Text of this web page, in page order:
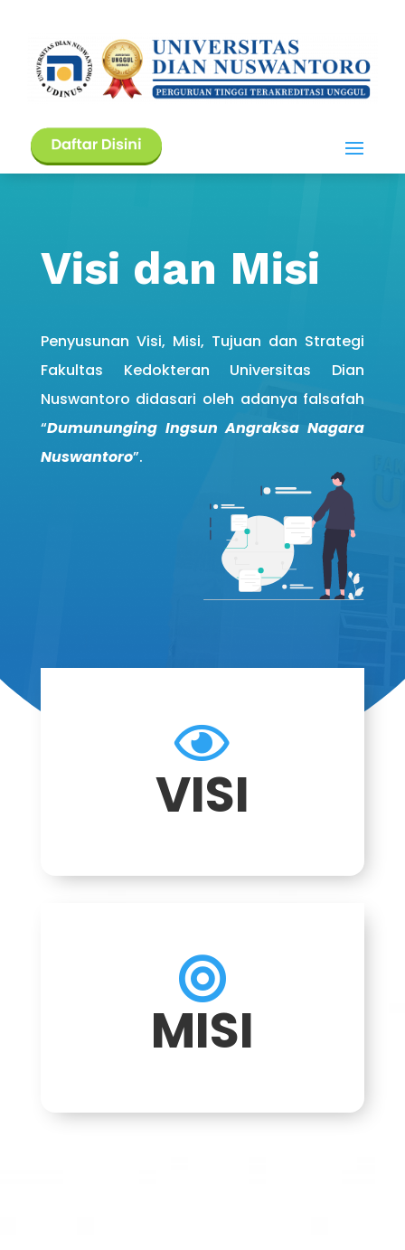
Visi dan Misi
Penyusunan Visi, Misi, Tujuan dan Strategi
Fakultas Kedokteran Universitas Dian
Nuswantoro didasari oleh adanya falsafah
“Dumununging Ingsun Angraksa Nagara
Nuswantoro”.

VISI

MISI